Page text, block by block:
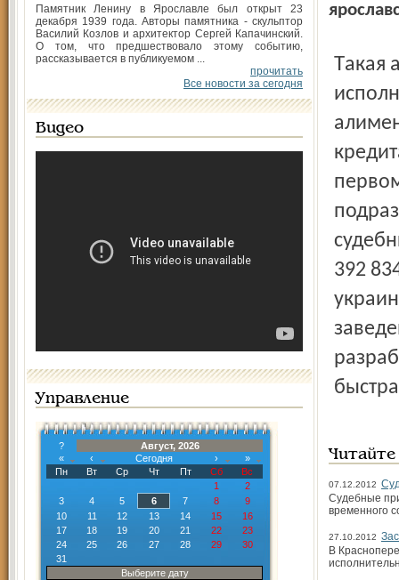
Памятник Ленину в Ярославле был открыт 23
декабря 1939 года. Авторы памятника - скульптор
Василий Козлов и архитектор Сергей Капачинский.
О том, что предшествовало этому событию,
рассказывается в публикуемом ...
прочитать
Все новости за сегодня
Видео
Управление
?
Август, 2026
«
‹ Сегодня ›
»
Пн
Вт Ср Чт Пт Сб
Вс
1
2
3
4 5 6 7 8
9
10
11 12 13 14 15
16
17
18 19 20 21 22
23
24
25 26 27 28 29
30
31
Выберите дату
Такая астрономическая сумма была взыскана в ходе
392
07.12.2012
Судебные
временного
27.10.2012
В